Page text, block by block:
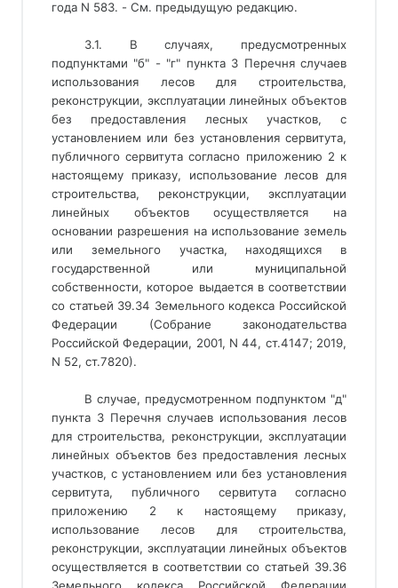
года N 583. - См. предыдущую редакцию.
3.1. В случаях, предусмотренных
подпунктами "б" - "г" пункта 3 Перечня случаев
использования лесов для строительства,
реконструкции, эксплуатации линейных объектов
без предоставления лесных участков, с
установлением или без установления сервитута,
публичного сервитута согласно приложению 2 к
настоящему приказу, использование лесов для
строительства, реконструкции, эксплуатации
линейных объектов осуществляется на
основании разрешения на использование земель
или земельного участка, находящихся в
государственной или муниципальной
собственности, которое выдается в соответствии
со статьей 39.34 Земельного кодекса Российской
Федерации (Собрание законодательства
Российской Федерации, 2001, N 44, ст.4147; 2019,
N 52, ст.7820).
В случае, предусмотренном подпунктом "д"
пункта 3 Перечня случаев использования лесов
для строительства, реконструкции, эксплуатации
линейных объектов без предоставления лесных
участков, с установлением или без установления
сервитута, публичного сервитута согласно
приложению 2 к настоящему приказу,
использование лесов для строительства,
реконструкции, эксплуатации линейных объектов
осуществляется в соответствии со статьей 39.36